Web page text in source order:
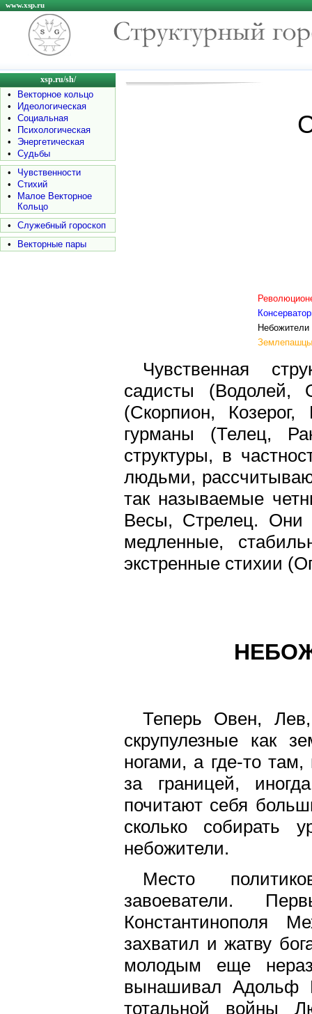
www.xsp.ru
xsp.ru/sh/
•
Векторное кольцо
•
Идеологическая
•
Социальная
•
Психологическая
•
Энергетическая
•
Судьбы
•
Чувственности
•
Стихий
•
Малое Векторное
Кольцо
•
Служебный гороскоп
•
Векторные пары
Чувственная
садисты (Водолей,
(Скорпион,
гурманы (Телец,
структуры, в
людьми,
так называемые
Весы, Стрелец. Они
медленные,
экстренные стихии
Теперь Овен,
скрупулезные как
ногами, а где-то
за границей,
почитают себя
сколько
небожители.
Место
завоеватели.
Константинополя
захватил и жатву
молодым еще
вынашивал Адольф
тотальной войны